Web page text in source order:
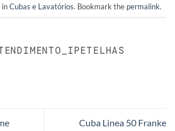
inCubas e Lavatórios. Bookmark the permalink.
Cuba Linea 50 Franke